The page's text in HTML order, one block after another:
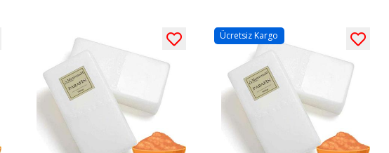
Ücretsiz Kargo